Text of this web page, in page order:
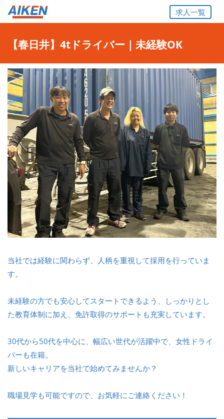
求人一覧
【春日井】4tドライバー｜未経験OK
当社では経験に関わらず、人柄を重視して採用を行っていま
す。
未経験の方でも安心してスタートできるよう、しっかりとし
た教育体制に加え、免許取得のサポートも充実しています。
30代から50代を中心に、幅広い世代が活躍中で、女性ドライ
バーも在籍。
新しいキャリアを当社で始めてみませんか？
職場見学も可能ですので、お気軽にご連絡ください！